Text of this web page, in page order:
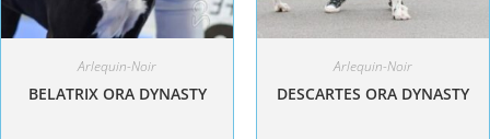
Arlequin-Noir
BELATRIX ORA DYNASTY
Arlequin-Noir
DESCARTES ORA DYNASTY